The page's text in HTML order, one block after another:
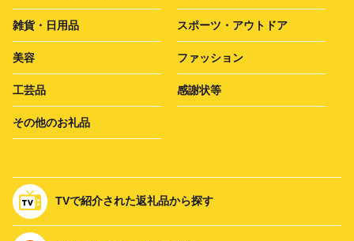
雑貨・日用品 スポーツ・アウトドア
美容 ファッション
工芸品 感謝状等
その他のお礼品
TVで紹介された返礼品から探す